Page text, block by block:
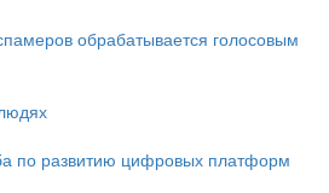
обрабатывается голосовым
по развитию цифровых платформ